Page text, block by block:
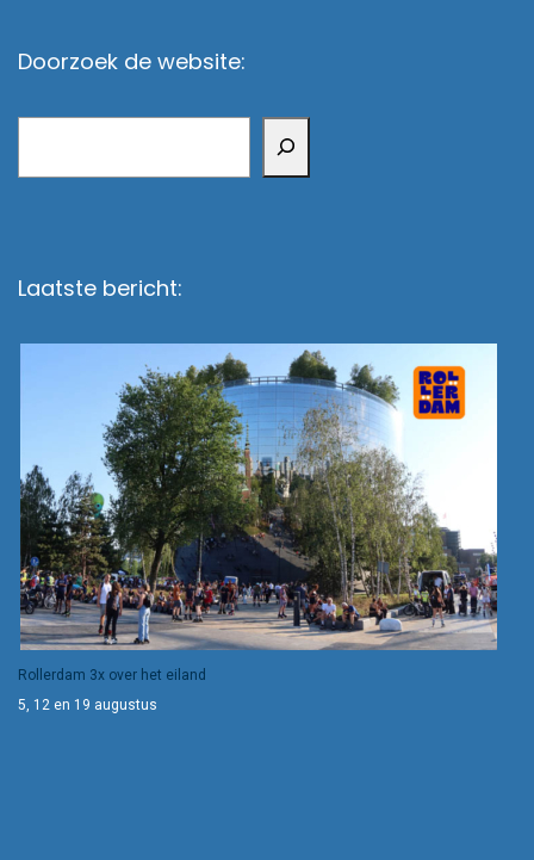
Doorzoek de website:
Laatste bericht:
Rollerdam 3x over het eiland
5, 12 en 19 augustus